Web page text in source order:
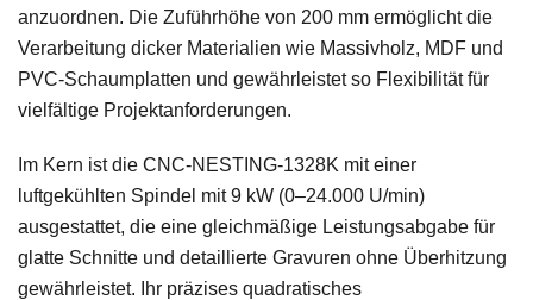
anzuordnen. Die Zuführhöhe von 200 mm ermöglicht die
Verarbeitung dicker Materialien wie Massivholz, MDF und
PVC-Schaumplatten und gewährleistet so Flexibilität für
vielfältige Projektanforderungen.
Im Kern ist die CNC-NESTING-1328K mit einer
luftgekühlten Spindel mit 9 kW (0–24.000 U/min)
ausgestattet, die eine gleichmäßige Leistungsabgabe für
glatte Schnitte und detaillierte Gravuren ohne Überhitzung
gewährleistet. Ihr präzises quadratisches